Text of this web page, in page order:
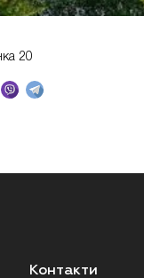
20
Контакти